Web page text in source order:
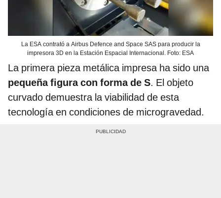
La ESA contrató a Airbus Defence and Space SAS para producir la
impresora 3D en la Estación Espacial Internacional. Foto: ESA
La primera pieza metálica impresa ha sido una
pequeña figura con forma de S. El objeto
curvado demuestra la viabilidad de esta
tecnología en condiciones de microgravedad.